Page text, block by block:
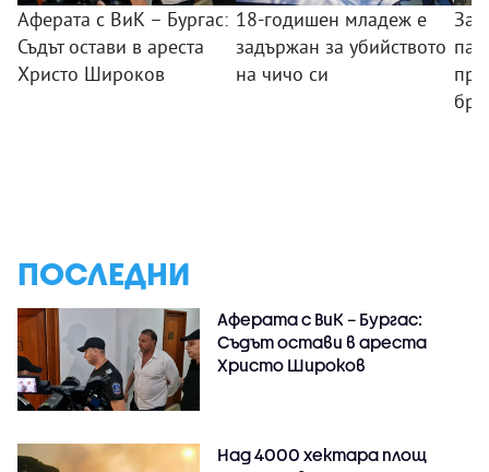
Аферата с ВиК – Бургас:
Съдът остави в ареста
Христо Широков
18-годишен младеж е
задържан за убийството
на чичо си
ПОСЛЕДНИ
Аферата с ВиК – Бургас:
Съдът остави в ареста
Христо Широков
Над 4000 хектара площ